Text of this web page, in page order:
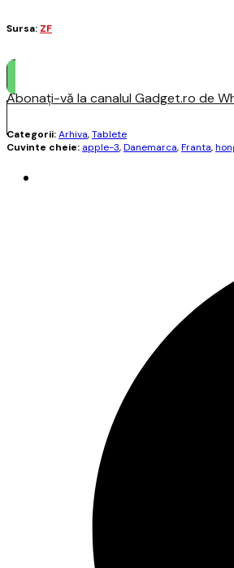
Sursa: ZF
Abonați-vă la canalul Gadget.ro de
Categorii:Arhiva,Tablete
Cuvinte cheie: apple-3,Danemarca,Franta,